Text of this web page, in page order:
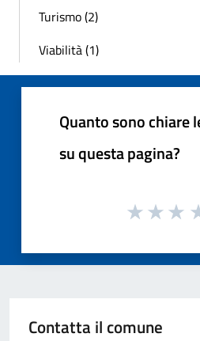
Turismo (2)
Viabilità (1)
Quanto sono chiare
su questa pagina?
Contatta il comune